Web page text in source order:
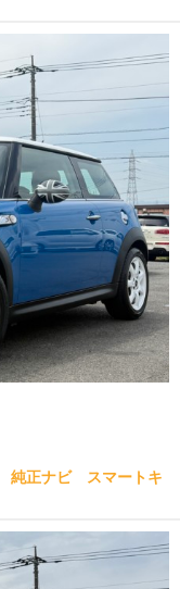
純正ナビ スマートキ